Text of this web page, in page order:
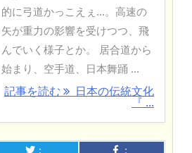
的に弓道かっこえぇ…。高速の
矢が重力の影響を受けつつ、飛
んでいく様子とか。 居合道から
始まり、空手道、日本舞踊 ...
記事を読む 日本の伝統文化
『 ...
： ：